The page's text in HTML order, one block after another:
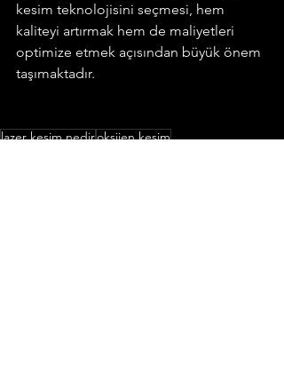
kesim teknolojisini seçmesi, hem
kaliteyi artırmak hem de maliyetleri
optimize etmek açısından büyük önem
taşımaktadır.
lazer kesim nediroksijen kesim